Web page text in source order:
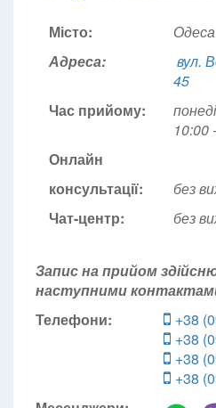
Місто:
Одеса
Адреса:
вул.
45
Час прийому:
10:00
Онлайн
консультації:
без
Чат-центр:
без
Запис на прийом
наступними
Телефони:
+38
+38
+38
+38